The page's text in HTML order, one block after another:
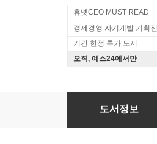
휴넷CEO MUST READ
경제경영 자기계발 기획전
기간 한정 특가 도서
오직, 예스24에서만
잘 모이는 공식
도서정보